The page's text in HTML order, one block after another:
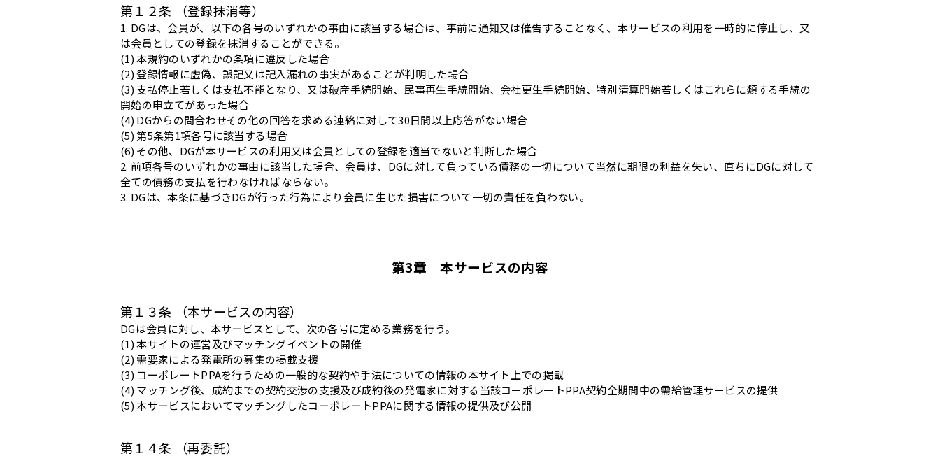
第１２条 （登録抹消等）
1. DGは、会員が、以下の各号のいずれかの事由に該当する場合は、事前に通知又は催告することなく、本サービスの利用を一時的に停止し、又
は会員としての登録を抹消することができる。
(1) 本規約のいずれかの条項に違反した場合
(2) 登録情報に虚偽、誤記又は記入漏れの事実があることが判明した場合
(3) 支払停止若しくは支払不能となり、又は破産手続開始、民事再生手続開始、会社更生手続開始、特別清算開始若しくはこれらに類する手続の
開始の申立てがあった場合
(4) DGからの問合わせその他の回答を求める連絡に対して30日間以上応答がない場合
(5) 第5条第1項各号に該当する場合
(6) その他、DGが本サービスの利用又は会員としての登録を適当でないと判断した場合
2. 前項各号のいずれかの事由に該当した場合、会員は、DGに対して負っている債務の一切について当然に期限の利益を失い、直ちにDGに対して
全ての債務の支払を行わなければならない。
3. DGは、本条に基づきDGが行った行為により会員に生じた損害について一切の責任を負わない。
第3章 本サービスの内容
第１３条 （本サービスの内容）
DGは会員に対し、本サービスとして、次の各号に定める業務を行う。
(1) 本サイトの運営及びマッチングイベントの開催
(2) 需要家による発電所の募集の掲載支援
(3) コーポレートPPAを行うための一般的な契約や手法についての情報の本サイト上での掲載
(4) マッチング後、成約までの契約交渉の支援及び成約後の発電家に対する当該コーポレートPPA契約全期間中の需給管理サービスの提供
(5) 本サービスにおいてマッチングしたコーポレートPPAに関する情報の提供及び公開
第１４条 （再委託）